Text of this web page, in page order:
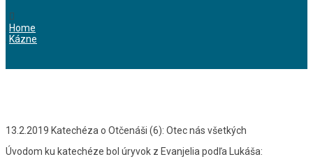
Home
Kázne
13.2.2019 Katechéza o Otčenáši (6): Otec nás všetkých
Úvodom ku katechéze bol úryvok z Evanjelia podľa Lukáša: